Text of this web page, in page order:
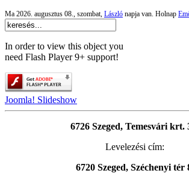
Ma 2026. augusztus 08., szombat, László napja van. Holnap
In order to view this object you
need Flash Player 9+ support!
Joomla! Slideshow
6726 Szeged, Temesvári krt.
Levelezési cím:
6720 Szeged, Széchenyi tér